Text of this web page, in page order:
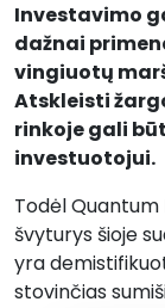
Investavimo
dažnai
vingiuotų
Atskleisti
rinkoje gali
investuotojui.
Todėl
švyturys šioje
yra
stovinčias